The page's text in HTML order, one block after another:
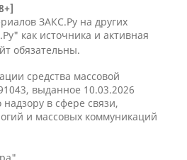
ЗАКС.Ру на других
как источника и активная
обязательны.
средства массовой
выданное 10.03.2026
в сфере связи,
и массовых коммуникаций